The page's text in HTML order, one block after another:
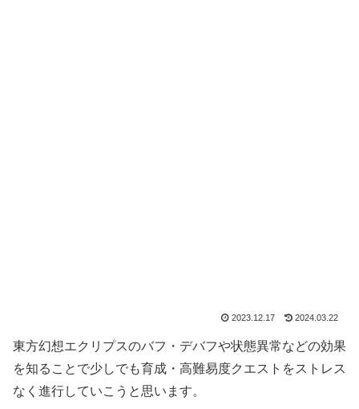
2023.12.17 2024.03.22
東方幻想エクリプスのバフ・デバフや状態異常などの効果
を知ることで少しでも育成・高難易度クエストをストレス
なく進行していこうと思います。